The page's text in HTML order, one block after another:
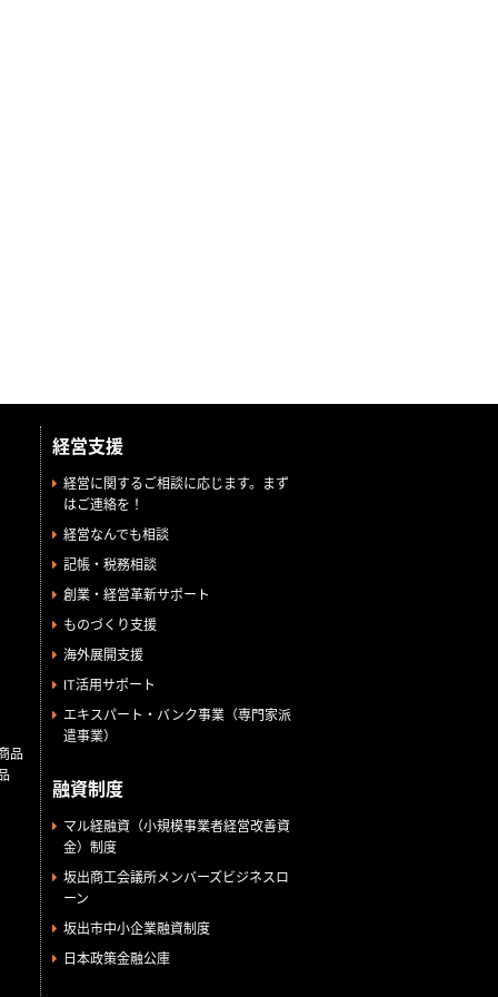
品
経営支援
経営に関するご相談に応じます。まず
はご連絡を！
経営なんでも相談
記帳・税務相談
創業・経営革新サポート
ものづくり支援
海外展開支援
IT活用サポート
エキスパート・バンク事業（専門家派
遣事業）
融資制度
マル経融資（小規模事業者経営改善資
金）制度
坂出商工会議所メンバーズビジネスロ
ーン
坂出市中小企業融資制度
日本政策金融公庫